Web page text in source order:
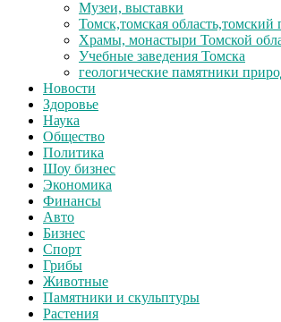
Музеи, выставки
Томск,томская
Храмы, монастыри Томской
Учебные заведения Томска
геологические памятники
Новости
Здоровье
Наука
Общество
Политика
Шоу бизнес
Экономика
Финансы
Авто
Бизнес
Спорт
Грибы
Животные
Памятники и скульптуры
Растения